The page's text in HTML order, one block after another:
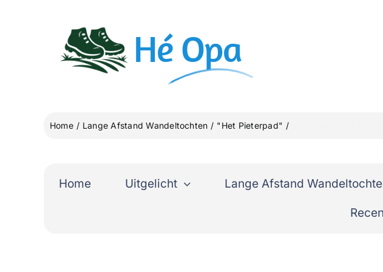
Hé Opa
Home Lange Afstand Wandeltochten "Het Pieterpad"
Home Uitgelicht Lange Afstand